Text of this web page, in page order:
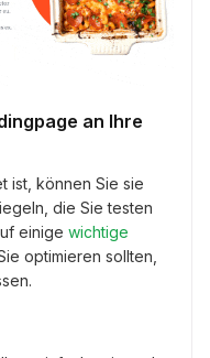
an Ihre
ist, können Sie sie
die Sie testen
einige wichtige
optimieren sollten,